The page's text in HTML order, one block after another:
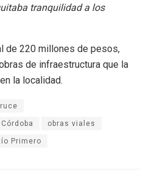
tranquilidad a los
de 220 millones de pesos,
de infraestructura que la
la localidad.
obras viales
Primero